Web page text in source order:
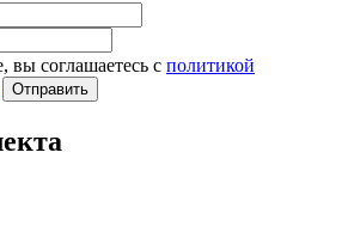
вы соглашаетесь с политикой
Отправить